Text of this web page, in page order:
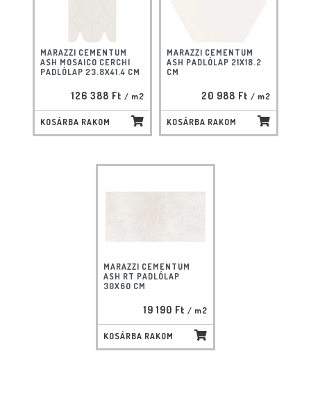
MARAZZI CEMENTUM
ASH MOSAICO CERCHI
PADLÓLAP 23.8X41.4 CM
126 388 Ft / m2
KOSÁRBA RAKOM
MARAZZI CEMENTUM
ASH PADLÓLAP 21X18.2
CM
20 988 Ft / m2
KOSÁRBA RAKOM
MARAZZI CEMENTUM
ASH RT PADLÓLAP
30X60 CM
19 190 Ft / m2
KOSÁRBA RAKOM